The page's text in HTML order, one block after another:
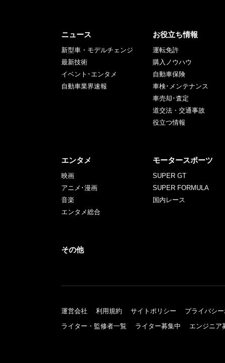
ニュース
新型車・モデルチェンジ
最新技術
イベント･エンタメ
自動車業界速報
お役立ち情報
運転免許
購入ノウハウ
自動車保険
車検･メンテナンス
車売却･査定
道交法・交通事故
役立つ情報
エンタメ
映画
アニメ･漫画
音楽
エンタメ総合
モータースポーツ
SUPER GT
SUPER FORMULA
国内レース
その他
運営会社 利用規約 サイトポリシー
プライバシ
ライター・監修者一覧
ライター募集中 エンジニア